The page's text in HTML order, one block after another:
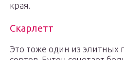
края.
Скарлетт
Это тоже один из элитных